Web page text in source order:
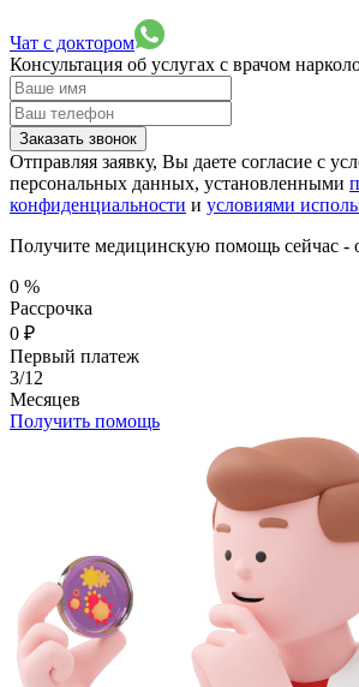
Чат с доктором
Консультация об услугах с врачом
Заказать звонок
Отправляя заявку, Вы даете согласие с
персональных данных, установленными
конфиденциальности и условиями
Получите медицинскую помощь сейчас -
0 %
Рассрочка
0 ₽
Первый платеж
3/12
Месяцев
Получить помощь